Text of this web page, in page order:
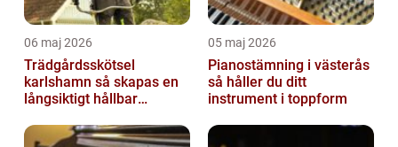
06 maj 2026
Trädgårdsskötsel
karlshamn så skapas en
långsiktigt hållbar
05 maj 2026
Pianostämning i västerås
så håller du ditt
instrument i toppform